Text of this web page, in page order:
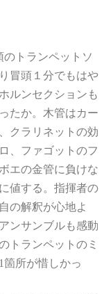
トランペットソ
冒頭１分でもはや
ルンセクションも
たか。木管はカー
クラリネットの効
、ファゴットのフ
エの金管に負けな
値する。指揮者の
の解釈が心地よ
ンサンブルも感動
トランペットのミ
箇所が惜しかっ